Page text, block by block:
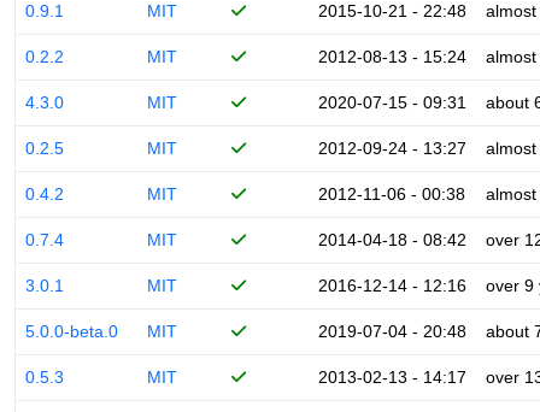
0.9.1 MIT 2015-10-21 - 22:48 almost
0.2.2 MIT 2012-08-13 - 15:24
4.3.0 MIT 2020-07-15 - 09:31 about
0.2.5 MIT 2012-09-24 - 13:27
0.4.2 MIT 2012-11-06 - 00:38
0.7.4 MIT 2014-04-18 - 08:42 over
3.0.1 MIT 2016-12-14 - 12:16 over 9
5.0.0-beta.0 MIT 2019-07-04 - 20:48 about
0.5.3 MIT 2013-02-13 - 14:17 over